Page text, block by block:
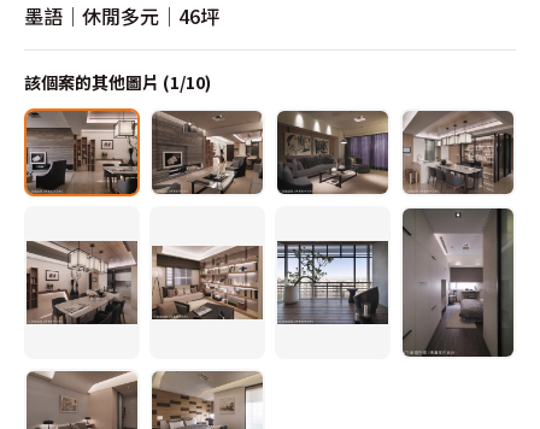
墨語│休閒多元│46坪
該個案的其他圖片 (1/10)